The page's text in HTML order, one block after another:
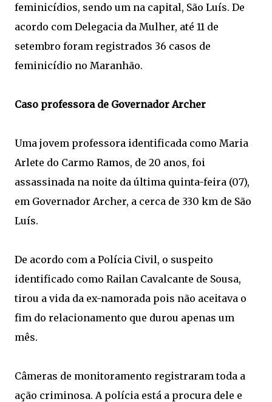
feminicídios, sendo um na capital, São Luís. De
acordo com Delegacia da Mulher, até 11 de
setembro foram registrados 36 casos de
feminicídio no Maranhão.
Caso professora de Governador Archer
Uma jovem professora identificada como Maria
Arlete do Carmo Ramos, de 20 anos, foi
assassinada na noite da última quinta-feira (07),
em Governador Archer, a cerca de 330 km de São
Luís.
De acordo com a Polícia Civil, o suspeito
identificado como Railan Cavalcante de Sousa,
tirou a vida da ex-namorada pois não aceitava o
fim do relacionamento que durou apenas um
mês.
Câmeras de monitoramento registraram toda a
ação criminosa. A polícia está a procura dele e